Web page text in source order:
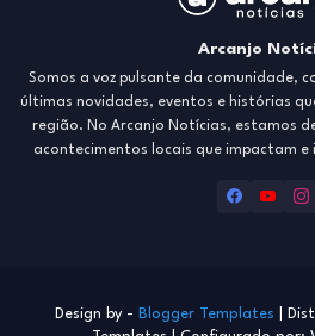
Arcanjo
Somos a voz pulsante da comunidade,
últimas novidades, eventos e histórias
região. No Arcanjo Notícias, estamos
acontecimentos locais que impactam e
Design by - Blogger Templates |